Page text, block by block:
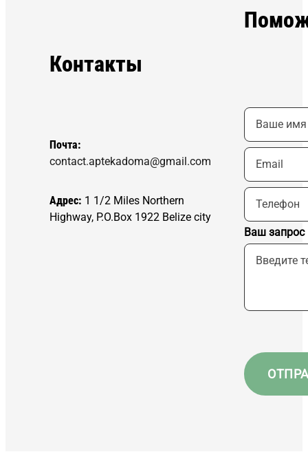
Контакты
Почта:
contact.aptekadoma@gmail.com
Адрес: 1 1/2 Miles Northern
Highway, P.O.Box 1922 Belize city
Ваш запрос